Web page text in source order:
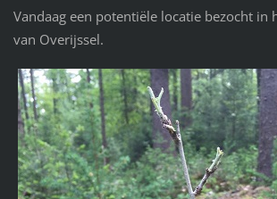
Vandaag een potentiële locatie bezocht in
van Overijssel.